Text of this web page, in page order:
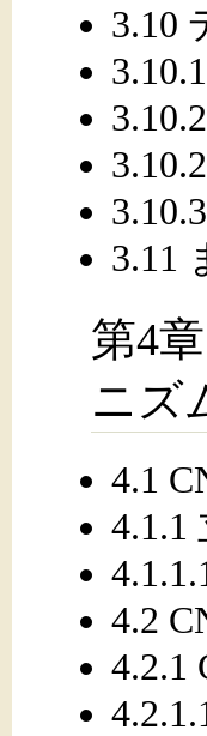
3.10
3.11
第4
ニズ
4.1
4.1.1
4.2
4.2.1